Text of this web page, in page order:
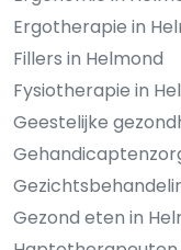
Ergotherapie in
Fillers in Helmond
Fysiotherapie in
Geestelijke
Gezond eten in